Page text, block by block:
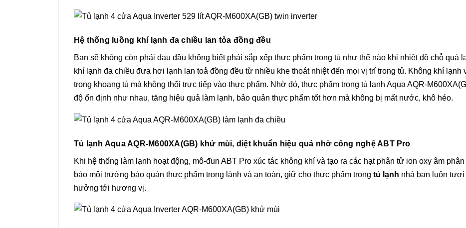
Hệ thống luồng khí lạnh đa chiều lan tỏa đồng đều
Bạn sẽ không còn phải đau đầu không biết phải sắp xếp thực phẩm trong tủ như thế nào khi nhiệt độ chỗ quá
khí lạnh đa chiều đưa hơi lạnh lan toả đồng đều từ nhiều khe thoát nhiệt đến mọi vị trí trong tủ. Không khí lạnh
trong khoang tủ mà không thổi trực tiếp vào thực phẩm. Nhờ đó, thực phẩm trong tủ lạnh Aqua AQR-
độ ổn định như nhau, tăng hiệu quả làm lạnh, bảo quản thực phẩm tốt hơn mà không bị mất nước, khô héo.
Tủ lạnh Aqua AQR-M600XA(GB) khử mùi, diệt khuẩn hiệu quả nhờ công nghệ ABT Pro
Khi hệ thống làm lạnh hoạt động, mô-đun ABT Pro xúc tác không khí và tạo ra các hạt phân tử ion oxy âm
bảo môi trường bảo quản thực phẩm trong lành và an toàn, giữ cho thực phẩm trong tủ lạnh nhà bạn luôn tươi
hưởng tới hương vị.